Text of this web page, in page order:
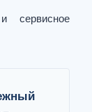
сервисное